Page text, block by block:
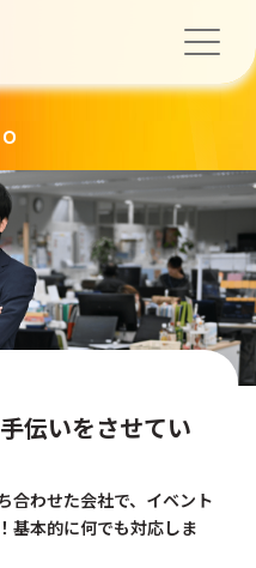
伝いをさせてい
合わせた会社で、イベント
基本的に何でも対応しま